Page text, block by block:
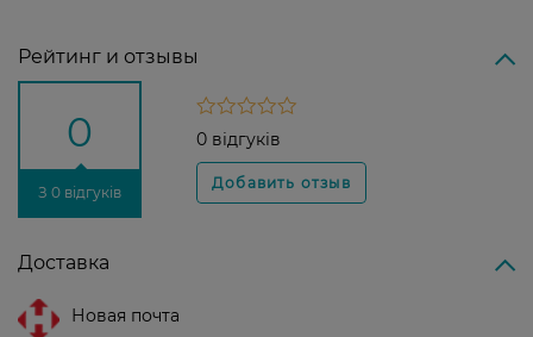
Рейтинг и отзывы
0
З 0 відгуків
0 відгуків
Доставка
Новая почта